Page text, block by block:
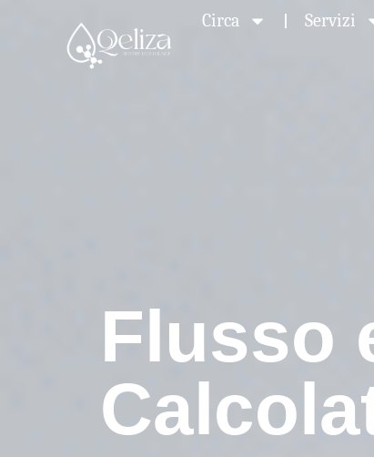
Circa Servizi
Flusso